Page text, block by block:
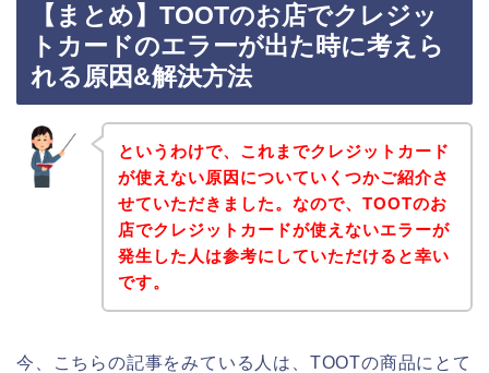
【まとめ】TOOTのお店でクレジッ
トカードのエラーが出た時に考えら
れる原因&解決方法
というわけで、これまでクレジットカード
が使えない原因についていくつかご紹介さ
せていただきました。なので、TOOTのお
店でクレジットカードが使えないエラーが
発生した人は参考にしていただけると幸い
です。
今、こちらの記事をみている人は、TOOTの商品にとて